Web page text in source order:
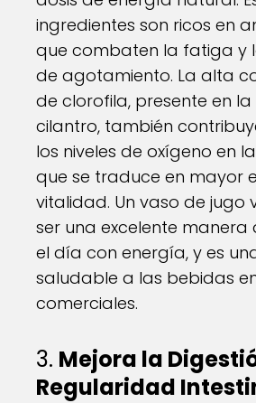
ingredientes son ricos en
que combaten la fatiga y
de agotamiento. La alta
de clorofila, presente en
cilantro, también
los niveles de oxígeno en
que se traduce en mayor
vitalidad. Un vaso de jugo
ser una excelente manera
el día con energía, y es
saludable a las bebidas
comerciales.
3. Mejora la
Regularidad